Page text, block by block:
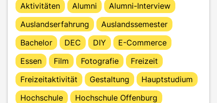
Aktivitäten Alumni
Alumni-Interview
Auslandserfahrung
Auslandssemester
Bachelor
DEC DIY
E-Commerce
Essen
Film Fotografie
Freizeit
Freizeitaktivität
Gestaltung
Hauptstudium
Hochschule
Hochschule Offenburg